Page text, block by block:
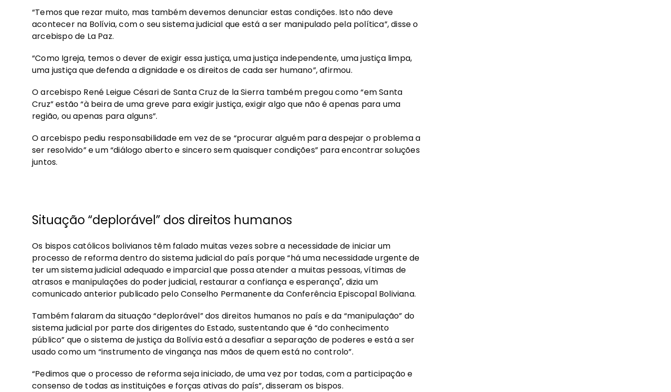
“Temos que rezar muito, mas também devemos denunciar estas condições. Isto não deve
acontecer na Bolívia, com o seu sistema judicial que está a ser manipulado pela política”, disse o
arcebispo de La Paz.
“Como Igreja, temos o dever de exigir essa justiça, uma justiça independente, uma justiça limpa,
uma justiça que defenda a dignidade e os direitos de cada ser humano”, afirmou.
O arcebispo René Leigue Césari de Santa Cruz de la Sierra também pregou como “em Santa
Cruz” estão “à beira de uma greve para exigir justiça, exigir algo que não é apenas para uma
região, ou apenas para alguns”.
O arcebispo pediu responsabilidade em vez de se “procurar alguém para despejar o problema a
ser resolvido” e um “diálogo aberto e sincero sem quaisquer condições” para encontrar soluções
juntos.
Situação “deplorável” dos direitos humanos
Os bispos católicos bolivianos têm falado muitas vezes sobre a necessidade de iniciar um
processo de reforma dentro do sistema judicial do país porque “há uma necessidade urgente de
ter um sistema judicial adequado e imparcial que possa atender a muitas pessoas, vítimas de
atrasos e manipulações do poder judicial, restaurar a confiança e esperança", dizia um
comunicado anterior publicado pelo Conselho Permanente da Conferência Episcopal Boliviana.
Também falaram da situação “deplorável” dos direitos humanos no país e da “manipulação” do
sistema judicial por parte dos dirigentes do Estado, sustentando que é “do conhecimento
público” que o sistema de justiça da Bolívia está a desafiar a separação de poderes e está a ser
usado como um “instrumento de vingança nas mãos de quem está no controlo”.
“Pedimos que o processo de reforma seja iniciado, de uma vez por todas, com a participação e
consenso de todas as instituições e forças ativas do país”, disseram os bispos.